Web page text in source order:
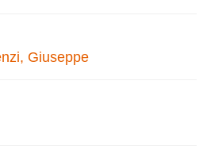
Giuseppe